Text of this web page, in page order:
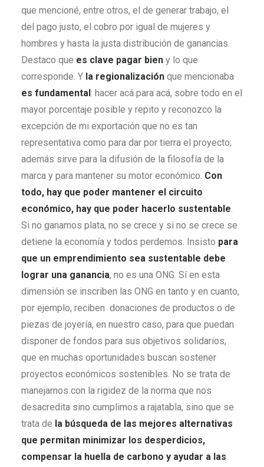
que mencioné, entre otros, el de generar trabajo, el
del pago justo, el cobro por igual de mujeres y
hombres y hasta la justa distribución de ganancias.
Destaco que es clave pagar bien y lo que
corresponde. Y la regionalización que mencionaba
es fundamental: hacer acá para acá, sobre todo en el
mayor porcentaje posible y repito y reconozco la
excepción de mi exportación que no es tan
representativa como para dar por tierra el proyecto;
además sirve para la difusión de la filosofía de la
marca y para mantener su motor económico. Con
todo, hay que poder mantener el circuito
económico, hay que poder hacerlo sustentable.
Si no ganamos plata, no se crece y si no se crece se
detiene la economía y todos perdemos. Insisto para
que un emprendimiento sea sustentable debe
lograr una ganancia, no es una ONG. Sí en esta
dimensión se inscriben las ONG en tanto y en cuanto,
por ejemplo, reciben donaciones de productos o de
piezas de joyería, en nuestro caso, para que puedan
disponer de fondos para sus objetivos solidarios,
que en muchas oportunidades buscan sostener
proyectos económicos sostenibles. No se trata de
manejarnos con la rigidez de la norma que nos
desacredita sino cumplimos a rajatabla, sino que se
trata de la búsqueda de las mejores alternativas
que permitan minimizar los desperdicios,
compensar la huella de carbono y ayudar a las